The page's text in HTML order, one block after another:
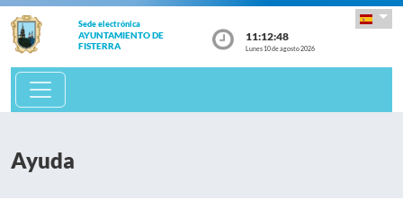
Sede electrónica
AYUNTAMIENTO DE
FISTERRA
11:12:49
Lunes 10 de agosto 2026
Ayuda